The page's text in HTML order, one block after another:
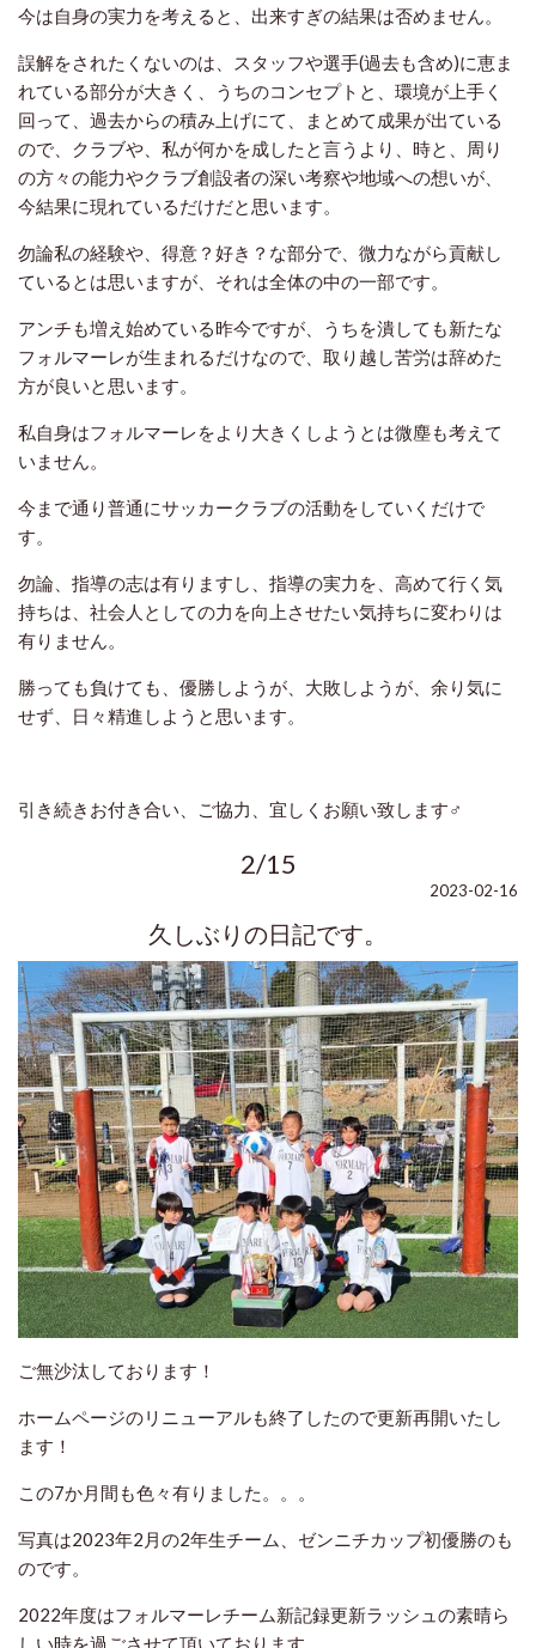
今は自身の実力を考えると、出来すぎの結果は否めません。
誤解をされたくないのは、スタッフや選手(過去も含め)に恵ま
れている部分が大きく、うちのコンセプトと、環境が上手く
回って、過去からの積み上げにて、まとめて成果が出ている
ので、クラブや、私が何かを成したと言うより、時と、周り
の方々の能力やクラブ創設者の深い考察や地域への想いが、
今結果に現れているだけだと思います。
勿論私の経験や、得意？好き？な部分で、微力ながら貢献し
ているとは思いますが、それは全体の中の一部です。
アンチも増え始めている昨今ですが、うちを潰しても新たな
フォルマーレが生まれるだけなので、取り越し苦労は辞めた
方が良いと思います。
私自身はフォルマーレをより大きくしようとは微塵も考えて
いません。
今まで通り普通にサッカークラブの活動をしていくだけで
す。
勿論、指導の志は有りますし、指導の実力を、高めて行く気
持ちは、社会人としての力を向上させたい気持ちに変わりは
有りません。
勝っても負けても、優勝しようが、大敗しようが、余り気に
せず、日々精進しようと思います。
引き続きお付き合い、ご協力、宜しくお願い致します‍♂️
2/15
2023-02-16
久しぶりの日記です。
ご無沙汰しております！
ホームページのリニューアルも終了したので更新再開いたし
ます！
この7か月間も色々有りました。。。
写真は2023年2月の2年生チーム、ゼンニチカップ初優勝のも
のです。
2022年度はフォルマーレチーム新記録更新ラッシュの素晴ら
しい時を過ごさせて頂いております。